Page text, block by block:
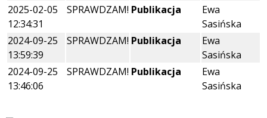
2025-02-05
12:34:31
SPRAWDZAM! Publikacja
Ewa
Sasińska
2024-09-25
13:59:39
SPRAWDZAM! Publikacja
Ewa
Sasińska
2024-09-25
13:46:06
SPRAWDZAM! Publikacja
Ewa
Sasińska